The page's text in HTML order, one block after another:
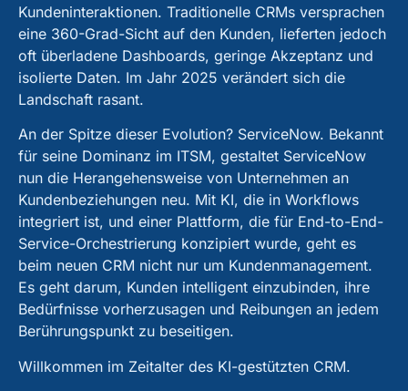
Kundeninteraktionen. Traditionelle CRMs versprachen
eine 360-Grad-Sicht auf den Kunden, lieferten jedoch
oft überladene Dashboards, geringe Akzeptanz und
isolierte Daten. Im Jahr 2025 verändert sich die
Landschaft rasant.
An der Spitze dieser Evolution? ServiceNow. Bekannt
für seine Dominanz im ITSM, gestaltet ServiceNow
nun die Herangehensweise von Unternehmen an
Kundenbeziehungen neu. Mit KI, die in Workflows
integriert ist, und einer Plattform, die für End-to-End-
Service-Orchestrierung konzipiert wurde, geht es
beim neuen CRM nicht nur um Kundenmanagement.
Es geht darum, Kunden intelligent einzubinden, ihre
Bedürfnisse vorherzusagen und Reibungen an jedem
Berührungspunkt zu beseitigen.
Willkommen im Zeitalter des KI-gestützten CRM.